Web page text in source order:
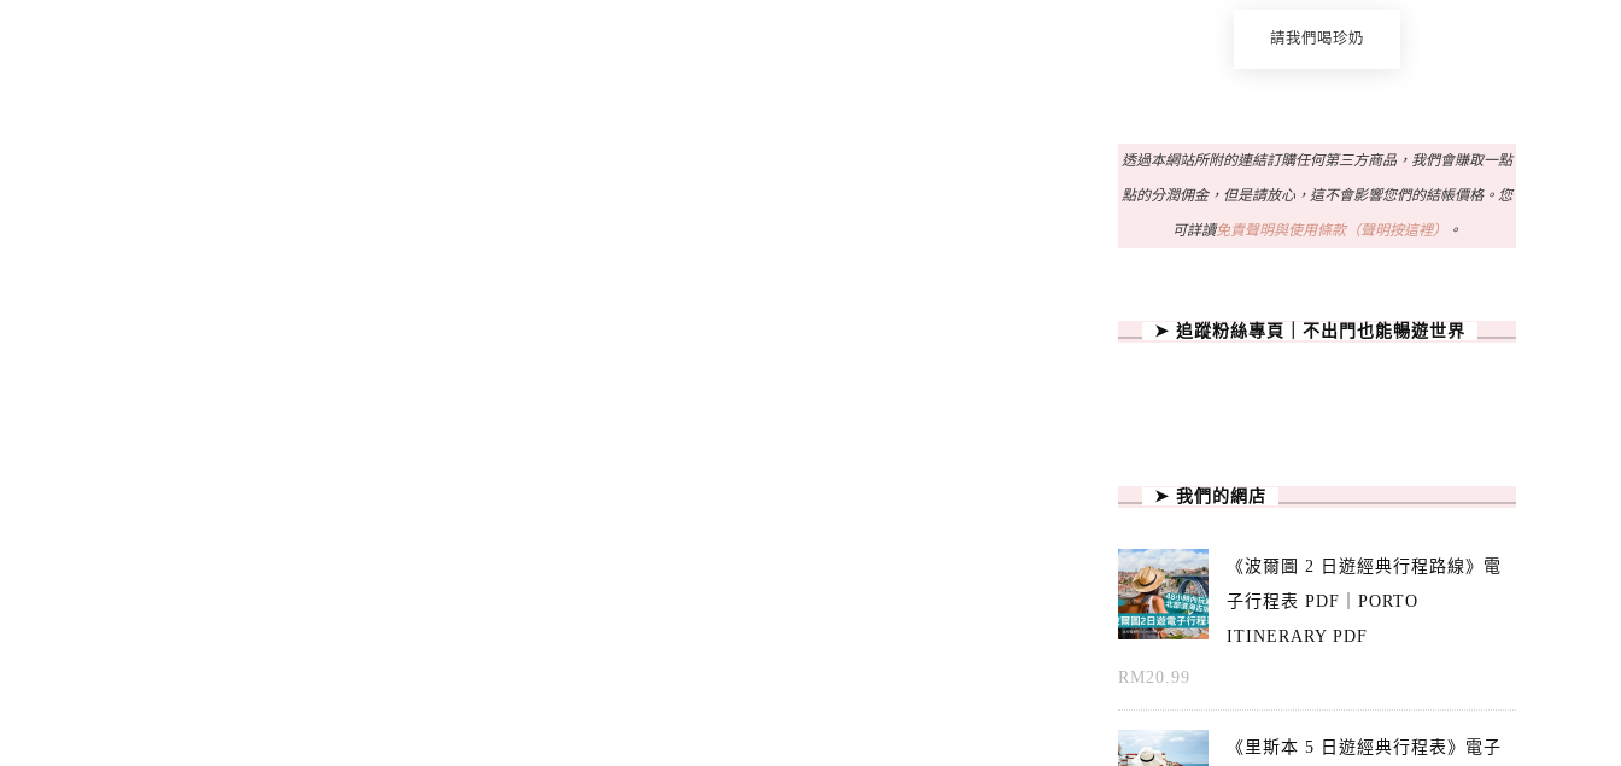
請我們喝珍奶
透過本網站所附的連結訂購任何第三方商品，我們會賺取一點
點的分潤佣金，但是請放心，這不會影響您們的結帳價格。您
可詳讀免責聲明與使用條款（聲明按這裡） 。
➤ 追蹤粉絲專頁｜不出門也能暢遊世界
➤ 我們的網店
《波爾圖 2 日遊經典行程路線》電
子行程表 PDF｜PORTO
ITINERARY PDF
RM20.99
《里斯本 5 日遊經典行程表》電子